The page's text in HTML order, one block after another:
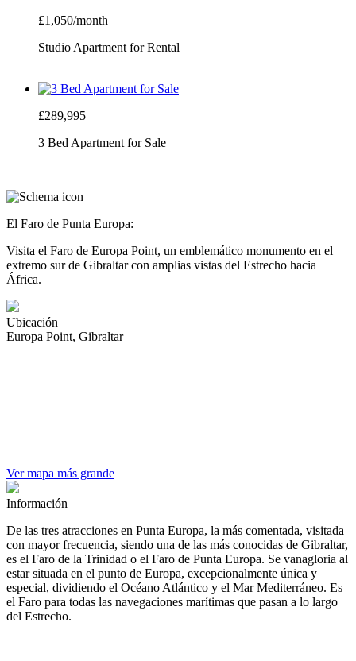
£1,050/month
Studio Apartment for Rental
£289,995
3 Bed Apartment for Sale
El Faro de Punta Europa:
Visita el Faro de Europa Point, un emblemático monumento en el
extremo sur de Gibraltar con amplias vistas del Estrecho hacia
África.
Ubicación
Europa Point, Gibraltar
Ver mapa más grande
Información
De las tres atracciones en Punta Europa, la más comentada, visitada
con mayor frecuencia, siendo una de las más conocidas de Gibraltar,
es el Faro de la Trinidad o el Faro de Punta Europa. Se vanagloria al
estar situada en el punto de Europa, excepcionalmente única y
especial, dividiendo el Océano Atlántico y el Mar Mediterráneo. Es
el Faro para todas las navegaciones marítimas que pasan a lo largo
del Estrecho.